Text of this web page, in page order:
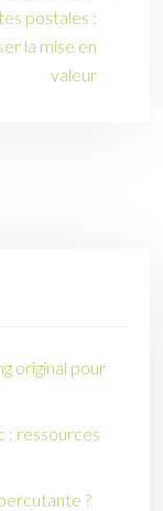
postales :
la mise en
valeur
original pour
: ressources
?